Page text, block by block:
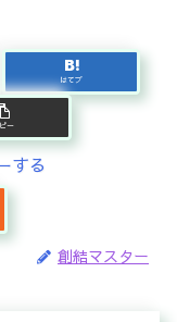
はてブ
ー
する
創結マスター